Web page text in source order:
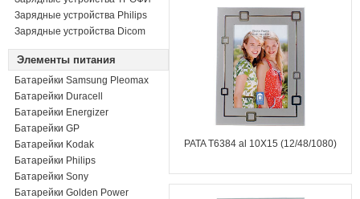
Зарядные устройства Philips
Зарядные устройства Dicom
Элементы питания
Батарейки Samsung Pleomax
Батарейки Duracell
Батарейки Energizer
Батарейки GP
Батарейки Kodak
Батарейки Philips
Батарейки Sony
Батарейки Golden Power
PATA T6384 al 10X15 (12/48/1080)